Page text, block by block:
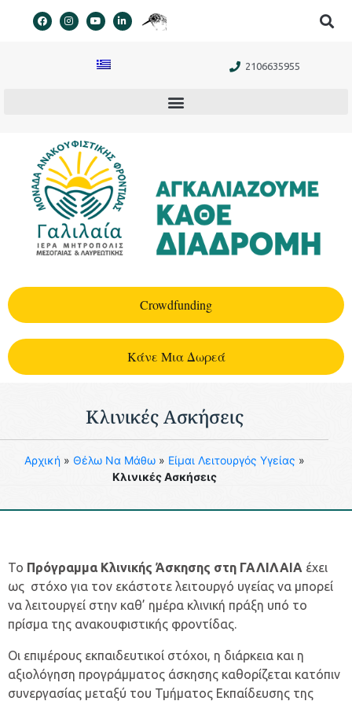
περιεχόμενο
2106635955
Crowdfunding
Kάνε Μια Δωρεά
Κλινικές Ασκήσεις
Aρχική» Θέλω Να Μάθω» Είμαι Λειτουργός Υγείας »
Κλινικές Ασκήσεις
Το Πρόγραμμα Κλινικής Άσκησης στη ΓΑΛΙΛΑΙΑ έχει
ως στόχο για τον εκάστοτε λειτουργό υγείας να μπορεί
να λειτουργεί στην καθ’ ημέρα κλινική πράξη υπό το
πρίσμα της ανακουφιστικής φροντίδας.
Οι επιμέρους εκπαιδευτικοί στόχοι, η διάρκεια και η
αξιολόγηση προγράμματος άσκησης καθορίζεται κατόπιν
συνεργασίας μεταξύ του Τμήματος Εκπαίδευσης της